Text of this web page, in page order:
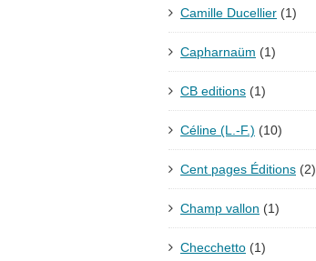
Camille Ducellier (1)
Capharnaüm (1)
CB editions (1)
Céline (L.-F.) (10)
Cent pages Éditions (2)
Champ vallon (1)
Checchetto (1)